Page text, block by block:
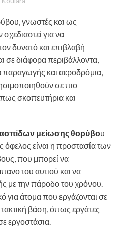
γνωστές και ως
για να
δυνατό και επιβλαβή
σε διάφορα περιβάλλοντα,
παραγωγής και αεροδρόμια,
σε πιο
σκοπευτήρια και
μείωσης θορύβου
όφελος είναι η προστασία των
που μπορεί να
του αυτιού και να
με την πάροδο του χρόνου.
για άτομα που εργάζονται σε
βάση, όπως εργάτες
εργοστάσια.